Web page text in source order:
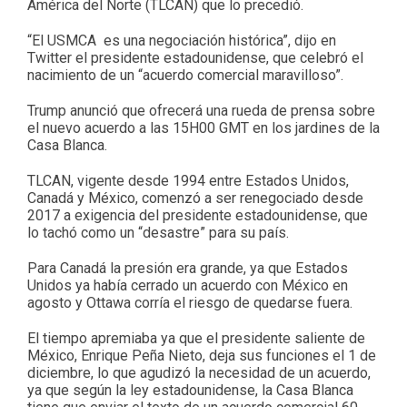
América del Norte (TLCAN) que lo precedió.
“El USMCA es una negociación histórica”, dijo en
Twitter el presidente estadounidense, que celebró el
nacimiento de un “acuerdo comercial maravilloso”.
Trump anunció que ofrecerá una rueda de prensa sobre
el nuevo acuerdo a las 15H00 GMT en los jardines de la
Casa Blanca.
TLCAN, vigente desde 1994 entre Estados Unidos,
Canadá y México, comenzó a ser renegociado desde
2017 a exigencia del presidente estadounidense, que
lo tachó como un “desastre” para su país.
Para Canadá la presión era grande, ya que Estados
Unidos ya había cerrado un acuerdo con México en
agosto y Ottawa corría el riesgo de quedarse fuera.
El tiempo apremiaba ya que el presidente saliente de
México, Enrique Peña Nieto, deja sus funciones el 1 de
diciembre, lo que agudizó la necesidad de un acuerdo,
ya que según la ley estadounidense, la Casa Blanca